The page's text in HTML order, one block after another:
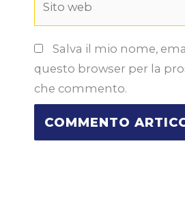
Salva il mio nome,
questo browser per la
che commento.